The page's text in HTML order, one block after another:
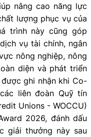
nâng cao năng lực
lượng phục vụ của
trình này cũng góp
vụ tài chính, ngân
nông nghiệp, nông
diện và phát triển
ghi nhận khi Co-
liên đoàn Quỹ tín
Unions - WOCCU)
2026, đánh dấu
giải thưởng này sau